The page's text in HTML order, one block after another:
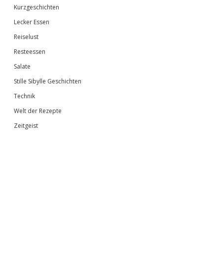
Kurzgeschichten
Lecker Essen
Reiselust
Resteessen
Salate
Stille Sibylle Geschichten
Technik
Welt der Rezepte
Zeitgeist